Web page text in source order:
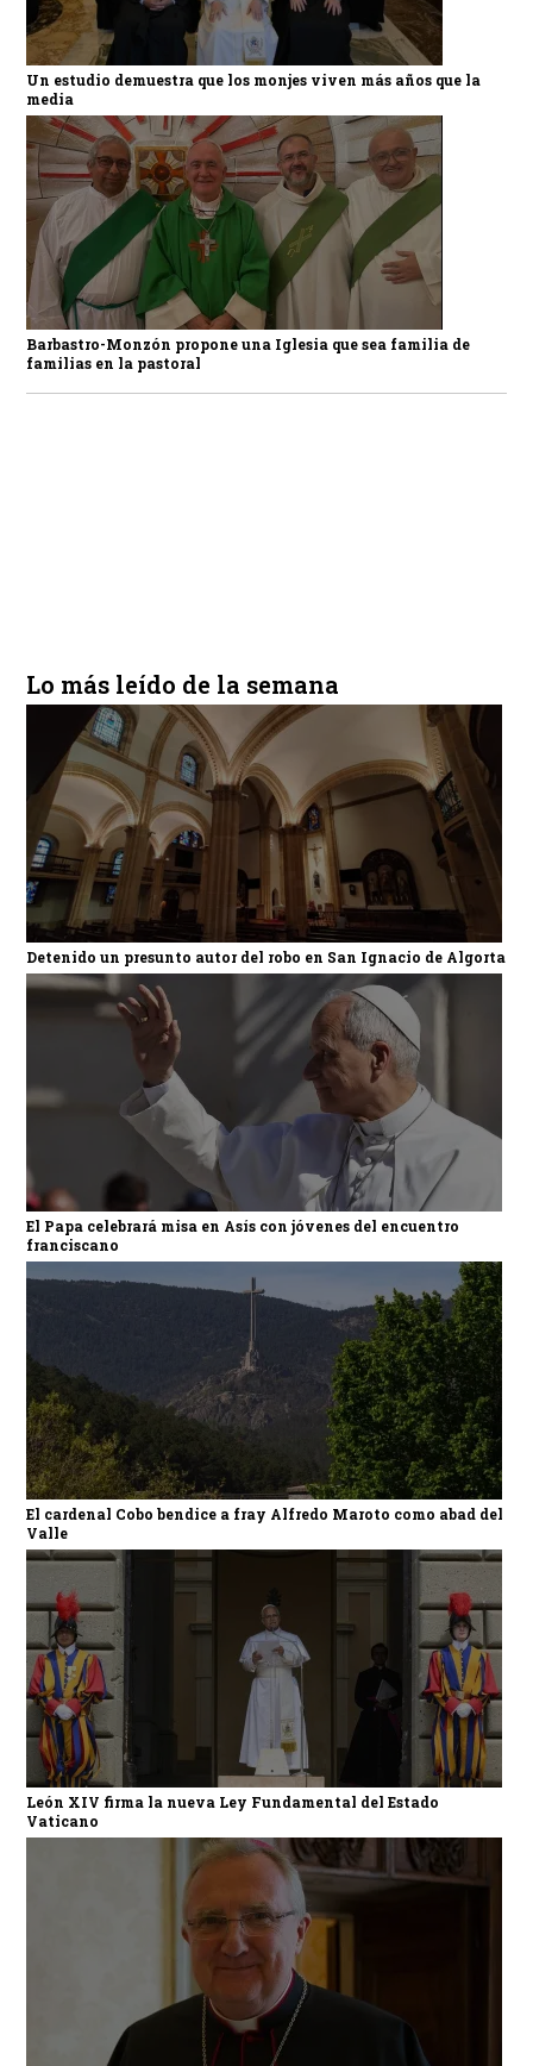
Un estudio demuestra que los monjes viven más años que la
media
Barbastro-Monzón propone una Iglesia que sea familia de
familias en la pastoral
Lo más leído de la semana
Detenido un presunto autor del robo en San Ignacio de Algorta
El Papa celebrará misa en Asís con jóvenes del encuentro
franciscano
El cardenal Cobo bendice a fray Alfredo Maroto como abad del
Valle
León XIV firma la nueva Ley Fundamental del Estado
Vaticano